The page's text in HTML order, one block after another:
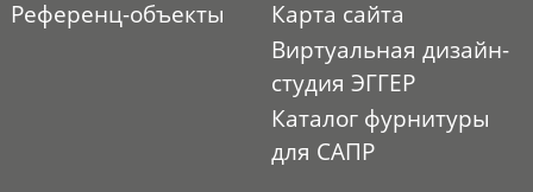
Референц-объекты
Карта сайта
Виртуальная дизайн-
студия ЭГГЕР
Каталог фурнитуры
для САПР